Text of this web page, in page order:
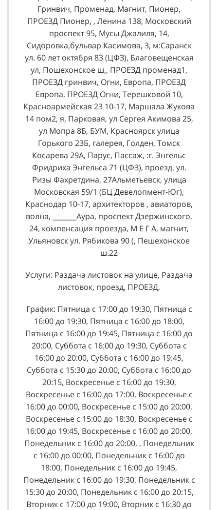
Гринвич, Променад, Магнит, Пионер,
ПРОЕЗД Пионер, , Ленина 138, Московский
проспект 95, Мусы Джалиля, 14,
Сидоровка,бульвар Касимова, 3, м:Саранск
ул. 60 лет октября 83 (ЦФЗ), Благовещенская
ул, Пошехонское ш,, ПРОЕЗД променад1,
ПРОЕЗД гринвич, Огни, Европа, ПРОЕЗД
Европа, ПРОЕЗД Огни, Терешковой 10,
Красноармейская 23 10-17, Маршала Жукова
14 пом2, я, Парковая, ул Сергея Акимова 25,
ул Мопра 8Б, БУМ, Красноярск улица
Горького 23Б, галерея, Голден, Томск
Косарева 29А, Парус, Пассаж, :г. Энгельс
Фридриха Энгельса 71 (ЦФЗ), проезд, ул.
Ризы Фахретдина, 27Альметьевск, улица
Московская 59/1 (БЦ Девелопмент-Юг),
Краснодар 10-17, архитекторов , авиаторов,
волна, _______Аура, проспект Дзержинского,
24, компенсация проезда, М Е Г А, магнит,
Ульяновск ул. Рябикова 90 (, Пешехонское
ш.22
Услуги: Раздача листовок на улице, Раздача
листовок, проезд, ПРОЕЗД,
График: Пятница с 17:00 до 19:30, Пятница с
16:00 до 19:30, Пятница с 16:00 до 18:00,
Пятница с 16:00 до 19:45, Пятница с 16:00 до
20:00, Суббота с 16:00 до 19:30, Суббота с
16:00 до 20:00, Суббота с 16:00 до 19:45,
Суббота с 15:30 до 20:00, Суббота с 16:00 до
20:15, Воскресенье с 16:00 до 19:30,
Воскресенье с 16:00 до 17:00, Воскресенье с
16:00 до 00:00, Воскресенье с 15:00 до 20:00,
Воскресенье с 15:00 до 18:30, Воскресенье с
16:00 до 19:45, Воскресенье с 16:00 до 20:00,
Понедельник с 16:00 до 20:00, , Понедельник
с 16:00 до 00:00, Понедельник с 16:00 до
18:00, Понедельник с 16:00 до 19:45,
Понедельник с 16:00 до 19:30, Понедельник с
15:30 до 20:00, Понедельник с 16:00 до 20:15,
Вторник с 17:00 до 19:00, Вторник с 16:30 до